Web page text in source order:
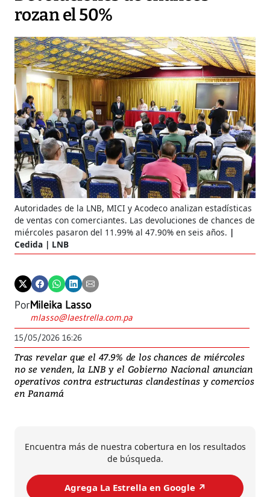
rozan el 50%
Autoridades de la LNB, MICI y Acodeco analizan estadísticas
de ventas con comerciantes. Las devoluciones de chances de
miércoles pasaron del 11.99% al 47.90% en seis años.
Cedida | LNB
PorMileika Lasso
mlasso@laestrella.com.pa
15/05/2026 16:26
Tras revelar que el 47.9% de los chances de miércoles
no se venden, la LNB y el Gobierno Nacional anuncian
operativos contra estructuras clandestinas y comercios
en Panamá
Encuentra más de nuestra cobertura en los resultados
de búsqueda.
Agrega La Estrella en Google ↗️